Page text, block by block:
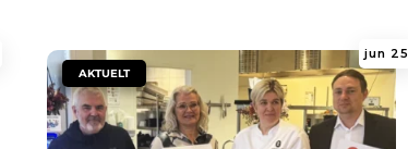
jun 25
AKTUELT